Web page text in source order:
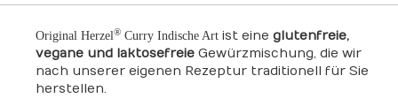
Original Herzel® Curry Indische Art ist eine glutenfreie,
vegane und laktosefreie Gewürzmischung, die wir
nach unserer eigenen Rezeptur traditionell für Sie
herstellen.